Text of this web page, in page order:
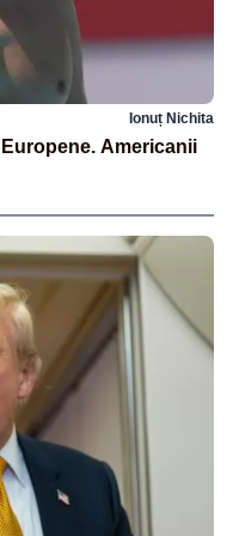
Ionuț Nichita
Americanii